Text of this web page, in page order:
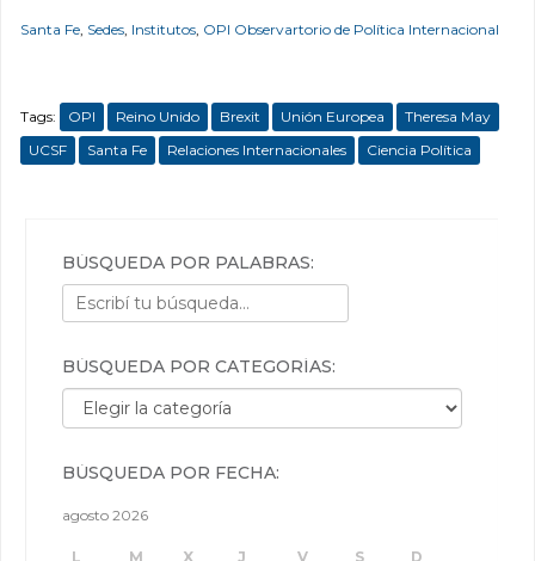
Santa Fe, Sedes, Institutos, OPI Observartorio de Política Internacional
Tags: OPI Reino Unido Brexit Unión Europea
Theresa May
UCSF
Santa Fe Relaciones Internacionales Ciencia Política
BÚSQUEDA POR PALABRAS:
BÚSQUEDA POR CATEGORÍAS:
Búsqueda por categorías:
BÚSQUEDA POR FECHA:
agosto 2026
L M X J V S D